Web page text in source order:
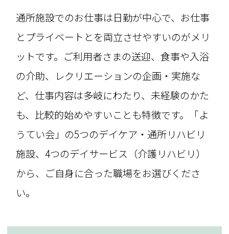
通所施設でのお仕事は日勤が中心で、お仕事
とプライベートとを両立させやすいのがメリ
ットです。ご利用者さまの送迎、食事や入浴
の介助、レクリエーションの企画・実施な
ど、仕事内容は多岐にわたり、未経験のかた
も、比較的始めやすいことも特徴です。「よ
うてい会」の5つのデイケア・通所リハビリ
施設、4つのデイサービス（介護リハビリ）
から、ご自身に合った職場をお選びくださ
い。